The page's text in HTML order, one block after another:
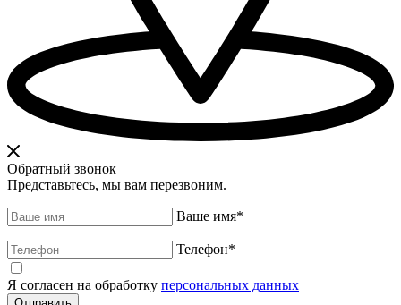
Обратный звонок
Представьтесь, мы вам перезвоним.
Ваше имя*
Телефон*
Я согласен на обработку персональных данных